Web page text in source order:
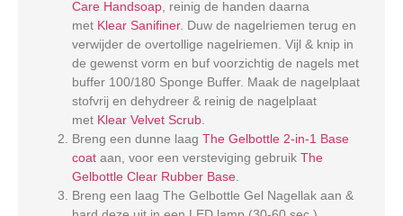
Care Handsoap , reinig de handen daarna
met Klear Sanifiner. Duw de nagelriemen terug en
verwijder de overtollige nagelriemen. Vijl & knip in
de gewenst vorm en buf voorzichtig de nagels met
buffer 100/180 Sponge Buffer. Maak de nagelplaat
stofvrij en dehydreer & reinig de nagelplaat
met Klear Velvet Scrub
Breng een dunne laag The Gelbottle 2-in-1 Base
coat aan, voor een versteviging gebruik The
Gelbottle Clear Rubber Base
Breng een laag The Gelbottle Gel Nagellak aan &